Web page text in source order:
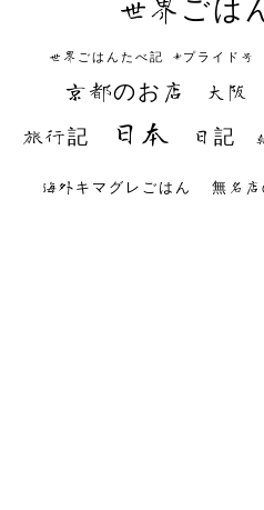
世界ごは
世界ごはんたべ記 #プライド号
京都のお店 大阪
旅行記 日本 日記
海外キマグレごはん 無名店